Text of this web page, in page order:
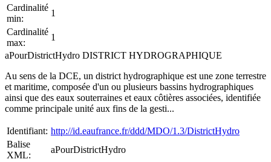
Cardinalité
min:
1
Cardinalité
max:
1
aPourDistrictHydro DISTRICT HYDROGRAPHIQUE
Au sens de la DCE, un district hydrographique est une zone terrestre
et maritime, composée d'un ou plusieurs bassins hydrographiques
ainsi que des eaux souterraines et eaux côtières associées, identifiée
comme principale unité aux fins de la gesti...
Identifiant: http://id.eaufrance.fr/ddd/MDO/1.3/DistrictHydro
Balise
XML:
aPourDistrictHydro